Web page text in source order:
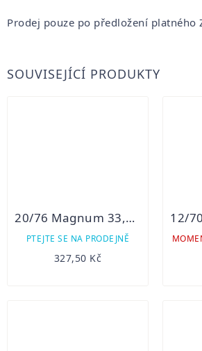
Prodej pouze po předložení platného
SOUVISEJÍCÍ PRODUKTY
20/76 Magnum 33,5g SB
PTEJTE SE NA PRODEJNĚ
327,50 Kč